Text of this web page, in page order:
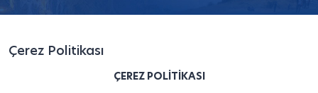
Çerez Politikası
ÇEREZ POLİTİKASI